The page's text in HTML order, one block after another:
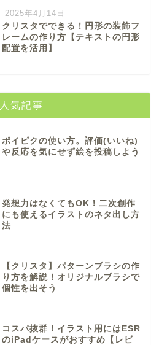
2025年4月14日
クリスタでできる！円形の装飾フ
レームの作り方【テキストの円形
配置を活用】
人気記事
ポイピクの使い方。評価(いいね)
や反応を気にせず絵を投稿しよう
発想力はなくてもOK！二次創作
にも使えるイラストのネタ出し方
法
【クリスタ】パターンブラシの作
り方を解説！オリジナルブラシで
個性を出そう
コスパ抜群！イラスト用にはESR
のiPadケースがおすすめ【レビ